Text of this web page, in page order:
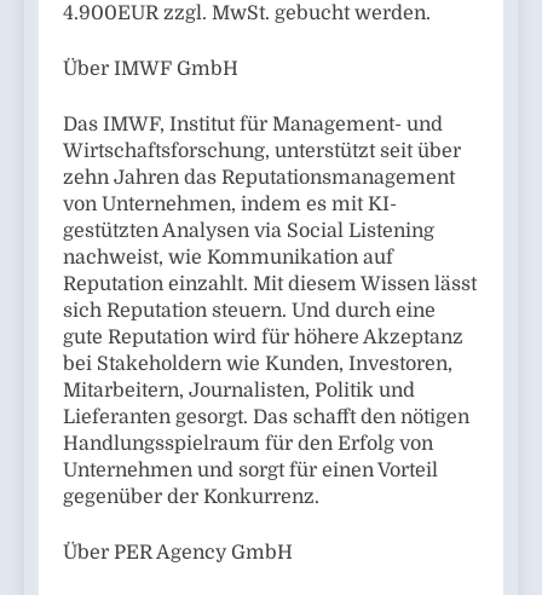
4.900EUR zzgl. MwSt. gebucht werden.
Über IMWF GmbH
Das IMWF, Institut für Management- und
Wirtschaftsforschung, unterstützt seit über
zehn Jahren das Reputationsmanagement
von Unternehmen, indem es mit KI-
gestützten Analysen via Social Listening
nachweist, wie Kommunikation auf
Reputation einzahlt. Mit diesem Wissen lässt
sich Reputation steuern. Und durch eine
gute Reputation wird für höhere Akzeptanz
bei Stakeholdern wie Kunden, Investoren,
Mitarbeitern, Journalisten, Politik und
Lieferanten gesorgt. Das schafft den nötigen
Handlungsspielraum für den Erfolg von
Unternehmen und sorgt für einen Vorteil
gegenüber der Konkurrenz.
Über PER Agency GmbH